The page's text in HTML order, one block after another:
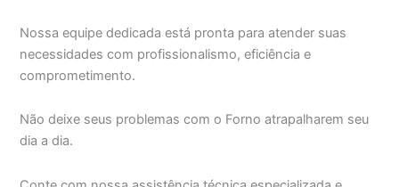
Nossa equipe dedicada está pronta para atender suas
necessidades com profissionalismo, eficiência e
comprometimento.
Não deixe seus problemas com o Forno atrapalharem seu
dia a dia.